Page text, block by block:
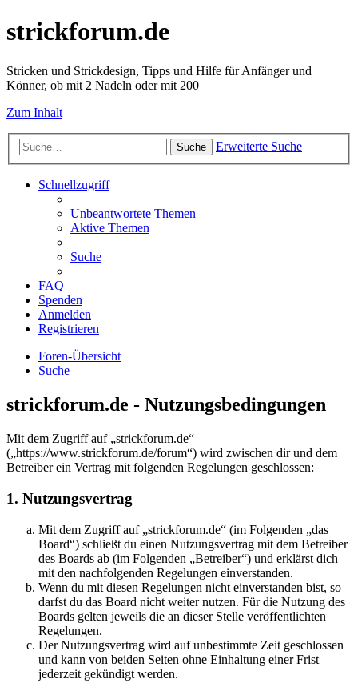
strickforum.de
Stricken und Strickdesign, Tipps und Hilfe für Anfänger und
Könner, ob mit 2 Nadeln oder mit 200
Zum Inhalt
Suche Erweiterte Suche
Schnellzugriff
Unbeantwortete Themen
Aktive Themen
Suche
FAQ
Spenden
Anmelden
Registrieren
Foren-Übersicht
Suche
strickforum.de - Nutzungsbedingungen
Mit dem Zugriff auf „strickforum.de“
(„https://www.strickforum.de/forum“) wird zwischen dir und dem
Betreiber ein Vertrag mit folgenden Regelungen geschlossen:
1. Nutzungsvertrag
Mit dem Zugriff auf „strickforum.de“ (im Folgenden „das
Board“) schließt du einen Nutzungsvertrag mit dem Betreiber
des Boards ab (im Folgenden „Betreiber“) und erklärst dich
mit den nachfolgenden Regelungen einverstanden.
Wenn du mit diesen Regelungen nicht einverstanden bist, so
darfst du das Board nicht weiter nutzen. Für die Nutzung des
Boards gelten jeweils die an dieser Stelle veröffentlichten
Regelungen.
Der Nutzungsvertrag wird auf unbestimmte Zeit geschlossen
und kann von beiden Seiten ohne Einhaltung einer Frist
jederzeit gekündigt werden.